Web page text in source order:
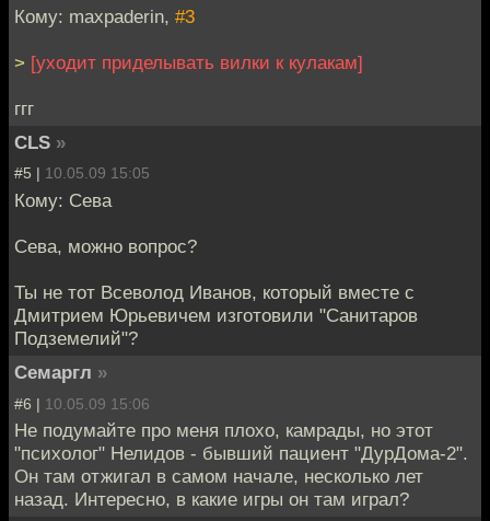
Кому: maxpaderin, #3
> [уходит приделывать вилки к кулакам]
ггг
CLS »
#5 | 10.05.09 15:05
Кому: Сева
Сева, можно вопрос?
Ты не тот Всеволод Иванов, который вместе с
Дмитрием Юрьевичем изготовили "Санитаров
Подземелий"?
Семаргл »
#6 | 10.05.09 15:06
Не подумайте про меня плохо, камрады, но этот
"психолог" Нелидов - бывший пациент "ДурДома-2".
Он там отжигал в самом начале, несколько лет
назад. Интересно, в какие игры он там играл?